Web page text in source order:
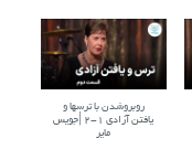
روبروشدن با ترسها و
یافتن آزادی ۱-۲ |جویس
مایر